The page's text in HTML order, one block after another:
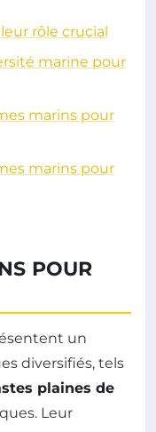
rôle crucial
marine pour
marins pour
marins pour
POUR
un
diversifiés, tels
plaines de
Leur